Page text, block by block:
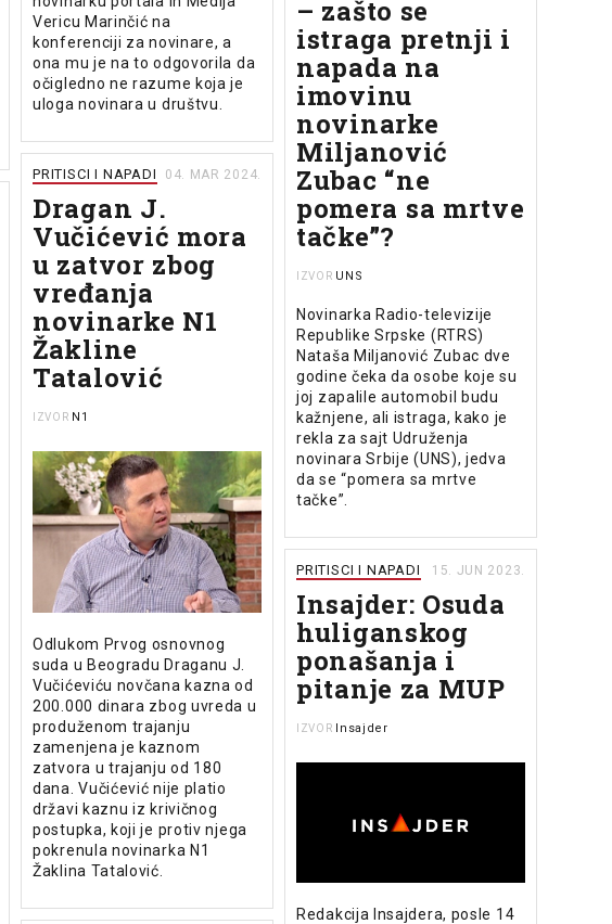
Vericu Marinčić na
konferenciji za novinare, a
ona mu je na to odgovorila da
očigledno ne razume koja je
uloga novinara u društvu.
– zašto se
istraga pretnji i
napada na
imovinu
novinarke
Miljanović
Zubac “ne
pomera sa mrtve
tačke”?
IZVOR UNS
Novinarka Radio-televizije
Republike Srpske (RTRS)
Nataša Miljanović Zubac dve
godine čeka da osobe koje su
joj zapalile automobil budu
kažnjene, ali istraga, kako je
rekla za sajt Udruženja
novinara Srbije (UNS), jedva
da se “pomera sa mrtve
tačke”.
PRITISCI I NAPADI 04. MAR 2024.
Dragan J.
Vučićević mora
u zatvor zbog
vređanja
novinarke N1
Žakline
Tatalović
IZVOR N1
Odlukom Prvog osnovnog
suda u Beogradu Draganu J.
Vučićeviću novčana kazna od
200.000 dinara zbog uvreda u
produženom trajanju
zamenjena je kaznom
zatvora u trajanju od 180
dana. Vučićević nije platio
državi kaznu iz krivičnog
postupka, koji je protiv njega
pokrenula novinarka N1
Žaklina Tatalović.
PRITISCI I NAPADI 15. JUN 2023.
Insajder: Osuda
huliganskog
ponašanja i
pitanje za MUP
IZVOR Insajder
Redakcija Insajdera, posle 14